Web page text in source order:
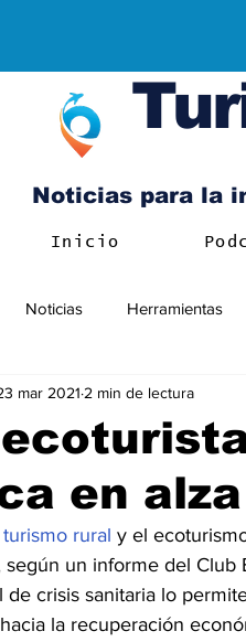
Noticias para la
Inicio
Noticias Herramientas
en alza
mar 2021 2 min de lectura
turismo rural y el
un informe del Club
de crisis sanitaria lo
la recuperación